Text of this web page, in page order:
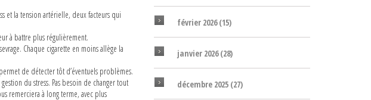
et la tension artérielle, deux facteurs qui
à battre plus régulièrement.
Chaque cigarette en moins allège la
de détecter tôt d’éventuels problèmes.
du stress. Pas besoin de changer tout
remerciera à long terme, avec plus
février 2026(15)
janvier 2026(28)
décembre 2025 (27)